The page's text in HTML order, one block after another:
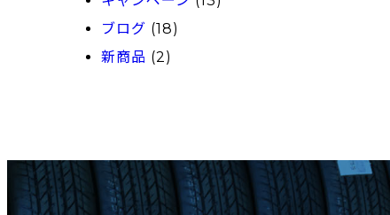
ブログ (18)
新商品 (2)